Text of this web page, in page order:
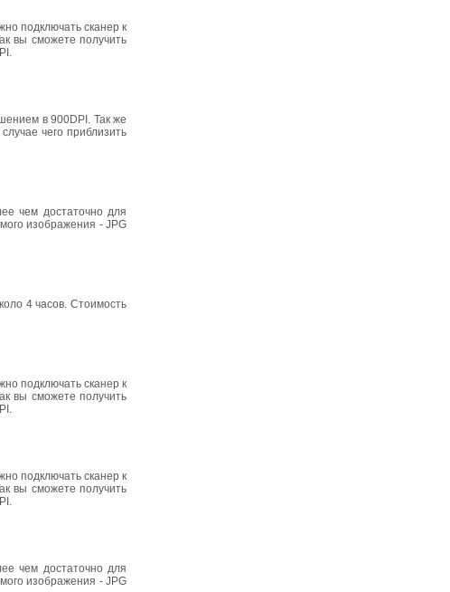
подключать сканер к
вы сможете получить
в 900DPI. Так же
чего приблизить
чем достаточно для
изображения - JPG
4 часов. Стоимость
подключать сканер к
вы сможете получить
подключать сканер к
вы сможете получить
чем достаточно для
изображения - JPG